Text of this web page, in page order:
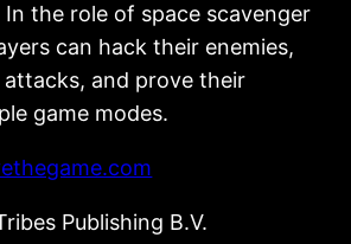
In the role of space scavenger
can hack their enemies,
and prove their
game modes.
Publishing B.V.